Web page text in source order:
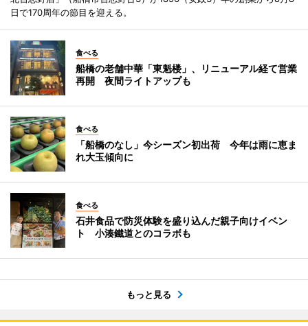
日で170周年の節目を迎える。
食べる
船橋の老舗中華「東魁楼」、リニューアル経て営業
再開 夜間ライトアップも
食べる
「船橋のなし」今シーズン初出荷 今年は雨に恵ま
れ大玉傾向に
食べる
石井食品で防災体験を盛り込んだ親子向けイベン
ト 小湊鐵道とのコラボも
もっと見る